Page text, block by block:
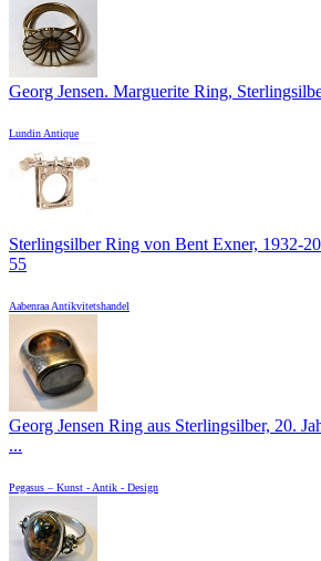
Georg Jensen. Marguerite Ring,
Lundin Antique
Sterlingsilber Ring von Bent Exner, 1932-
55
Aabenraa Antikvitetshandel
Georg Jensen Ring aus Sterlingsilber, 20.
...
Pegasus – Kunst - Antik - Design